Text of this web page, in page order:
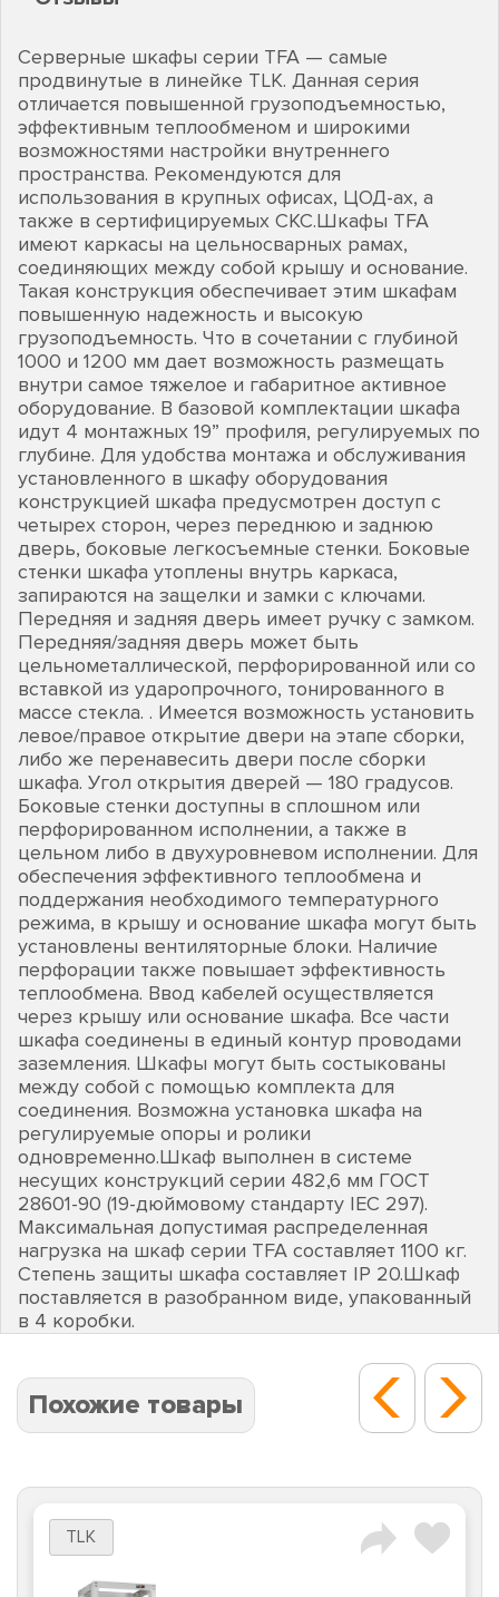
Серверные шкафы серии TFA — самые
продвинутые в линейке TLK. Данная серия
отличается повышенной грузоподъемностью,
эффективным теплообменом и широкими
возможностями настройки внутреннего
пространства. Рекомендуются для
использования в крупных офисах, ЦОД-ах, а
также в сертифицируемых СКС.Шкафы TFA
имеют каркасы на цельносварных рамах,
соединяющих между собой крышу и основание.
Такая конструкция обеспечивает этим шкафам
повышенную надежность и высокую
грузоподъемность. Что в сочетании с глубиной
1000 и 1200 мм дает возможность размещать
внутри самое тяжелое и габаритное активное
оборудование. В базовой комплектации шкафа
идут 4 монтажных 19” профиля, регулируемых по
глубине. Для удобства монтажа и обслуживания
установленного в шкафу оборудования
конструкцией шкафа предусмотрен доступ с
четырех сторон, через переднюю и заднюю
дверь, боковые легкосъемные стенки. Боковые
стенки шкафа утоплены внутрь каркаса,
запираются на защелки и замки с ключами.
Передняя и задняя дверь имеет ручку с замком.
Передняя/задняя дверь может быть
цельнометаллической, перфорированной или со
вставкой из ударопрочного, тонированного в
массе стекла. . Имеется возможность установить
левое/правое открытие двери на этапе сборки,
либо же перенавесить двери после сборки
шкафа. Угол открытия дверей — 180 градусов.
Боковые стенки доступны в сплошном или
перфорированном исполнении, а также в
цельном либо в двухуровневом исполнении. Для
обеспечения эффективного теплообмена и
поддержания необходимого температурного
режима, в крышу и основание шкафа могут быть
установлены вентиляторные блоки. Наличие
перфорации также повышает эффективность
теплообмена. Ввод кабелей осуществляется
через крышу или основание шкафа. Все части
шкафа соединены в единый контур проводами
заземления. Шкафы могут быть состыкованы
между собой с помощью комплекта для
соединения. Возможна установка шкафа на
регулируемые опоры и ролики
одновременно.Шкаф выполнен в системе
несущих конструкций серии 482,6 мм ГОСТ
28601-90 (19-дюймовому стандарту IEC 297).
Максимальная допустимая распределенная
нагрузка на шкаф серии TFA составляет 1100 кг.
Степень защиты шкафа составляет IP 20.Шкаф
поставляется в разобранном виде, упакованный
в 4 коробки.
Похожие товары
TLK